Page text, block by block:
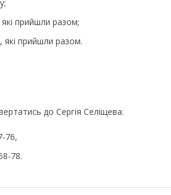
прийшли разом;
які прийшли разом.
до Сергія Селіщева:
76,
78.